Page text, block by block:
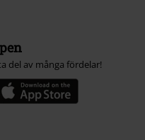
del av många fördelar!